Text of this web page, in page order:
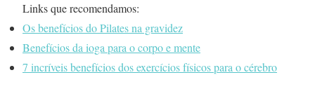
Links que recomendamos:
Os benefícios do Pilates na gravidez
Benefícios da ioga para o corpo e mente
7 incríveis benefícios dos exercícios físicos para o cérebro